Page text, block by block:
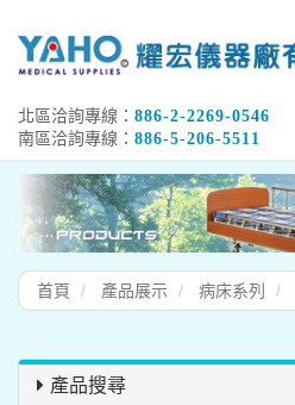
北區洽詢專線： 886-2-2269-0546
南區洽詢專線： 886-5-206-5511
首頁 產品展示 病床系列
產品搜尋